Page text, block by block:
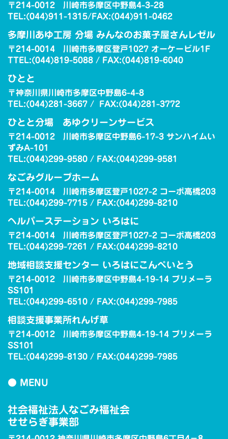
〒214-0012 川崎市多摩区中野島4-3-28
TEL:(044)911-1315/FAX:(044)911-0462
多摩川あゆ工房 分場 みんなのお菓子屋さんレゼル
〒214-0014 川崎市多摩区登戸1027 オーケービル1F
TTEL:(044)819-5088 / FAX:(044)819-6040
ひとと
〒神奈川県川崎市多摩区中野島6-4-8
TEL:(044)281-3667 / FAX:(044)281-3772
ひとと分場 あゆクリーンサービス
〒214-0012 川崎市多摩区中野島6-17-3 サンハイムい
ずみA-101
TEL:(044)299-9580 / FAX:(044)299-9581
なごみグループホーム
〒214-0014 川崎市多摩区登戸1027-2 コーポ高橋203
TEL:(044)299-7715 / FAX:(044)299-8210
ヘルパーステーション いろはに
〒214-0014 川崎市多摩区登戸1027-2 コーポ高橋203
TEL:(044)299-7261 / FAX:(044)299-8210
地域相談支援センター いろはにこんぺいとう
〒214-0012 川崎市多摩区中野島4-19-14 プリメーラ
SS101
TEL:(044)299-6510 / FAX:(044)299-7985
相談支援事業所れんげ草
〒214-0012 川崎市多摩区中野島4-19-14 プリメーラ
SS101
TEL:(044)299-8130 / FAX:(044)299-7985
● MENU
社会福祉法人なごみ福祉会
せせらぎ事業部